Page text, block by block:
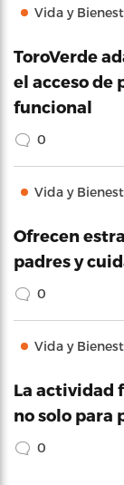
Vida y
ToroVerde
el acceso de
funcional
0
Vida y
Ofrecen
padres y
0
Vida y
La actividad
no solo para
0